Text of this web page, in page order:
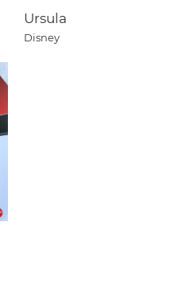
Ursula
Disney